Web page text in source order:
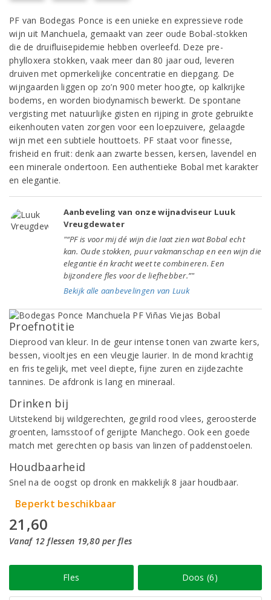
PF van Bodegas Ponce is een unieke en expressieve rode
wijn uit Manchuela, gemaakt van zeer oude Bobal-stokken
die de druifluisepidemie hebben overleefd. Deze pre-
phylloxera stokken, vaak meer dan 80 jaar oud, leveren
druiven met opmerkelijke concentratie en diepgang. De
wijngaarden liggen op zo’n 900 meter hoogte, op kalkrijke
bodems, en worden biodynamisch bewerkt. De spontane
vergisting met natuurlijke gisten en rijping in grote gebruikte
eikenhouten vaten zorgen voor een loepzuivere, gelaagde
wijn met een subtiele houttoets. PF staat voor finesse,
frisheid en fruit: denk aan zwarte bessen, kersen, lavendel en
een minerale ondertoon. Een authentieke Bobal met karakter
en elegantie.
Aanbeveling van onze wijnadviseur Luuk
Vreugdewater
"“PF is voor mij dé wijn die laat zien wat Bobal echt
kan. Oude stokken, puur vakmanschap en een wijn die
elegantie én kracht weet te combineren. Een
bijzondere fles voor de liefhebber.”"
Bekijk alle aanbevelingen van Luuk
Proefnotitie
Dieprood van kleur. In de geur intense tonen van zwarte kers,
bessen, viooltjes en een vleugje laurier. In de mond krachtig
en fris tegelijk, met veel diepte, fijne zuren en zijdezachte
tannines. De afdronk is lang en mineraal.
Drinken bij
Uitstekend bij wildgerechten, gegrild rood vlees, geroosterde
groenten, lamsstoof of gerijpte Manchego. Ook een goede
match met gerechten op basis van linzen of paddenstoelen.
Houdbaarheid
Snel na de oogst op dronk en makkelijk 8 jaar houdbaar.
Beperkt beschikbaar
21,60
Vanaf 12 flessen 19,80 per fles
Fles Doos (6)